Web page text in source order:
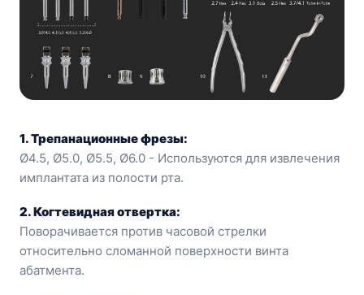
1. Трепанационные фрезы:
Ø4.5, Ø5.0, Ø5.5, Ø6.0 - Используются для извлечения
имплантата из полости рта.
2. Когтевидная отвертка:
Поворачивается против часовой стрелки
относительно сломанной поверхности винта
абатмента.